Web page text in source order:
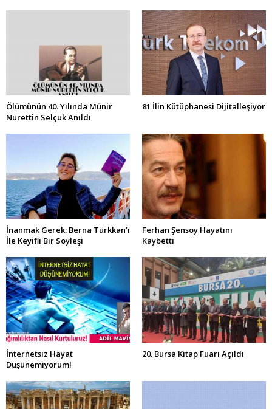
Ölümünün 40. Yılında Münir
Nurettin Selçuk Anıldı
81 İlin Kütüphanesi Dijitalleşiyor
İnanmak Gerek: Berna Türkkan’ı
İle Keyifli Bir Söyleşi
Ferhan Şensoy Hayatını
Kaybetti
İnternetsiz Hayat
Düşünemiyorum!
20. Bursa Kitap Fuarı Açıldı